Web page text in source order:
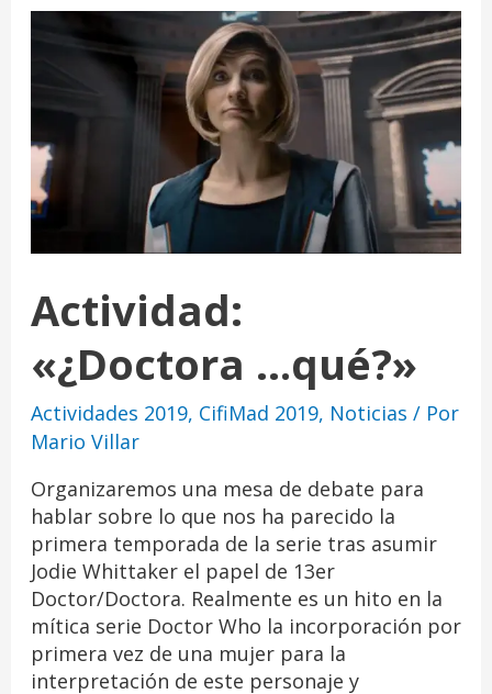
Actividad:
«¿Doctora …qué?»
Actividades 2019, CifiMad 2019, Noticias / Por
Mario Villar
Organizaremos una mesa de debate para
hablar sobre lo que nos ha parecido la
primera temporada de la serie tras asumir
Jodie Whittaker el papel de 13er
Doctor/Doctora. Realmente es un hito en la
mítica serie Doctor Who la incorporación por
primera vez de una mujer para la
interpretación de este personaje y